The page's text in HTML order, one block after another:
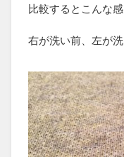
比較するとこんな感
右が洗い前、左が洗